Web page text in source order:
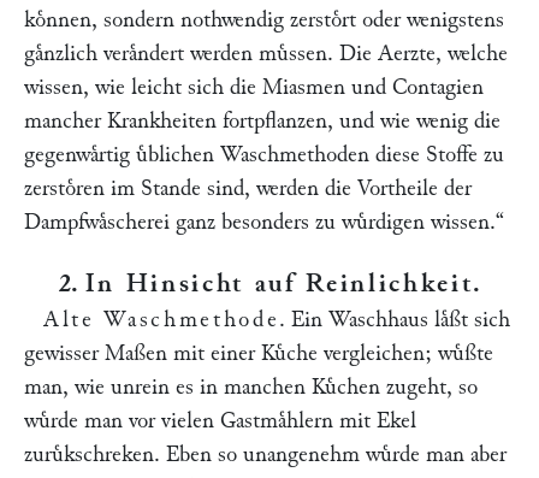
koͤnnen, sondern nothwendig zerstoͤrt oder wenigstens
gaͤnzlich veraͤndert werden muͤssen. Die Aerzte, welche
wissen, wie leicht sich die Miasmen und Contagien
mancher Krankheiten fortpflanzen, und wie wenig die
gegenwaͤrtig uͤblichen Waschmethoden diese Stoffe zu
zerstoͤren im Stande sind, werden die Vortheile der
Dampfwaͤscherei ganz besonders zu wuͤrdigen wissen.“
2. In Hinsicht auf Reinlichkeit.
Alte Waschmethode . Ein Waschhaus laͤßt sich
gewisser Maßen mit einer Kuͤche vergleichen; wuͤßte
man, wie unrein es in manchen Kuͤchen zugeht, so
wuͤrde man vor vielen Gastmaͤhlern mit Ekel
zuruͤkschreken. Eben so unangenehm wuͤrde man aber